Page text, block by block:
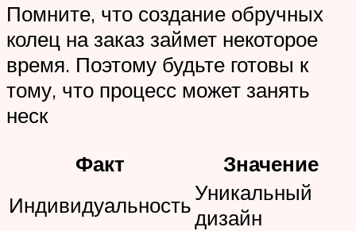
Помните, что создание обручных
колец на заказ займет некоторое
время. Поэтому будьте готовы к
тому, что процесс может занять
неск
Факт
Значение
ИндивидуальностьУникальный
дизайн